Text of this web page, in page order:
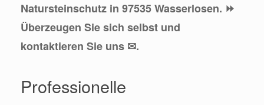
Natursteinschutz in 97535 Wasserlosen. ⏩
Überzeugen Sie sich selbst und
kontaktieren Sie uns ✉.
Professionelle